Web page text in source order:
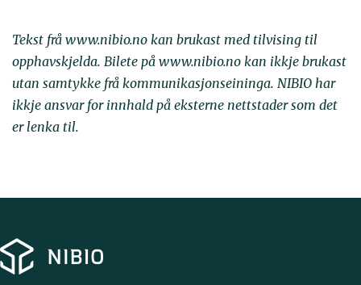
Tekst frå www.nibio.no kan brukast med tilvising til
opphavskjelda. Bilete på www.nibio.no kan ikkje brukast
utan samtykke frå kommunikasjonseininga. NIBIO har
ikkje ansvar for innhald på eksterne nettstader som det
er lenka til.